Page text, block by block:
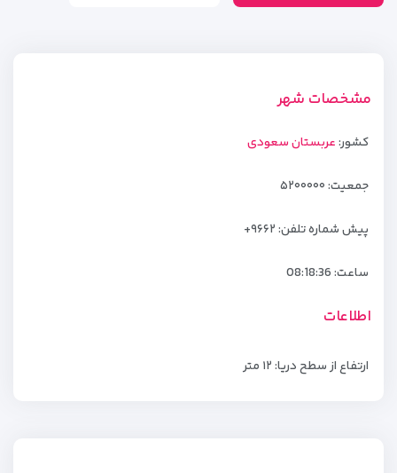
مشخصات شهر
کشور:عربستان سعودی
جمعیت: ۵۲۰۰۰۰۰
پیش شماره تلفن: ۹۶۶۲+
ساعت:08:18:36
اطلاعات
ارتفاع از سطح دریا: ۱۲ متر